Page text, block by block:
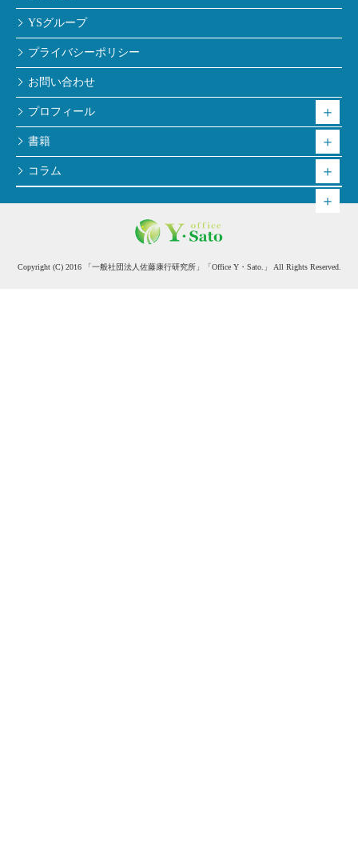
YSグループ
プライバシーポリシー
お問い合わせ
プロフィール
書籍
コラム
Copyright (C) 2016 「一般社団法人佐藤康行研究所」「Office Y・Sato.」 All Rights Reserved.